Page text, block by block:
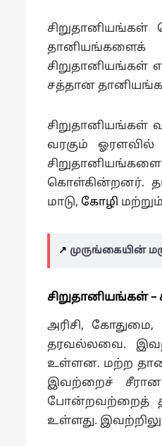
சிறுதானியங்கள்
தானியங்களைக்
சிறுதானியங்கள்
சத்தான
சிறுதானியங்கள்
வரகும்
கொள்கின்றனர்.
மாடு, கோழி
↗️ முருங்கையின்
சிறுதானியங்கள்–
அரிசி,
தரவல்லவை.
உள்ளன. மற்ற
இவற்றைச் சீரான
போன்றவற்றைத்
உள்ளது.